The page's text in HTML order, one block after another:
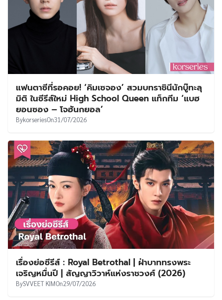
แฟนตาซีที่รอคอย! ‘คิมเซจอง’ สวมบทราชินีนักบู๊ทะลุ
มิติ ในซีรีส์ใหม่ High School Queen แท็กทีม ‘แบฮ
ยอนซอง – โจฮันกยอล’
BykorseriesOn31/07/2026
เรื่องย่อซีรีส์ : Royal Betrothal | ฝ่าบาททรงพระ
เจริญหมื่นปี | สัญญาวิวาห์แห่งราชวงศ์ (2026)
BySVVEET KIMOn29/07/2026